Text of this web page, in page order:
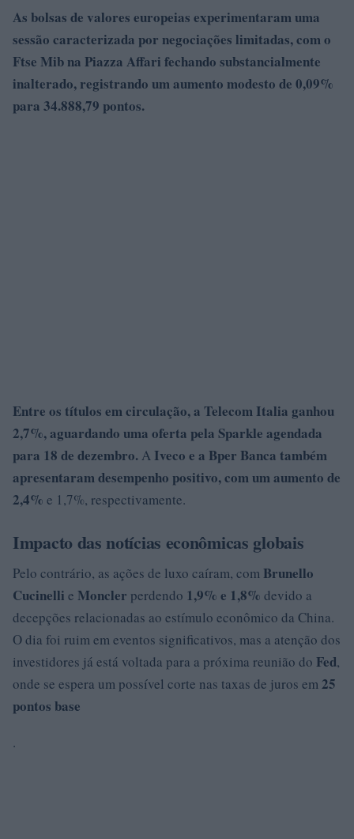
As bolsas de valores europeias experimentaram uma
sessão caracterizada por negociações limitadas, com o
Ftse Mib na Piazza Affari fechando substancialmente
inalterado, registrando um aumento modesto de 0,09%
para 34.888,79 pontos.
Entre os títulos em circulação, a Telecom Italia ganhou
2,7%, aguardando uma oferta pela Sparkle agendada
para 18 de dezembro. A Iveco e a Bper Banca também
apresentaram desempenho positivo, com um aumento de
2,4% e 1,7%, respectivamente.
Impacto das notícias econômicas globais
Pelo contrário, as ações de luxo caíram, com Brunello
Cucinelli e Moncler perdendo 1,9% e 1,8% devido a
decepções relacionadas ao estímulo econômico da China.
O dia foi ruim em eventos significativos, mas a atenção dos
investidores já está voltada para a próxima reunião do Fed,
onde se espera um possível corte nas taxas de juros em25
pontos base
.